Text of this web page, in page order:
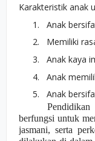
Karakteristik anak
1.
Anak
2.
Memiliki
3.
Anak kaya
4.
Anak
5.
Anak
berfungsi untuk
jasmani, serta